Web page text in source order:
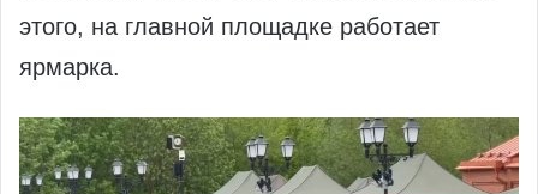
этого, на главной площадке работает
ярмарка.